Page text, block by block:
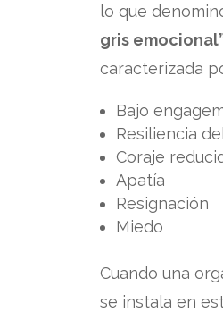
lo que
gris
caracterizada
Bajo
Resiliencia
Coraje
Apatía
Resignación
Miedo
Cuando una
se instala en